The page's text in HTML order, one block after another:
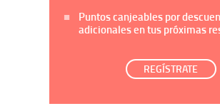
Puntos canjeables por
adicionales en tus próximas
REGÍSTRATE